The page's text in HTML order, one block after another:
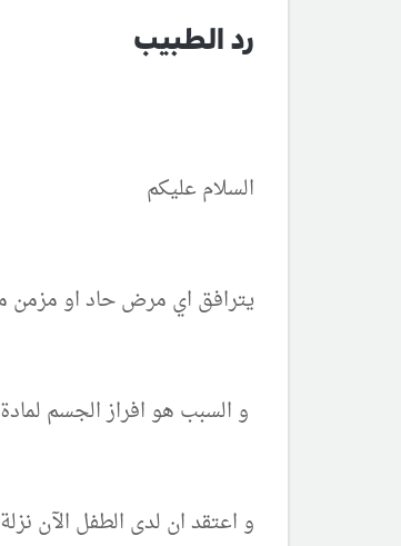
رد الطبيب
السلام عليكم
يترافق اي مرض حاد او مزمن
و السبب هو افراز الجسم
و اعتقد ان لدى الطفل الآن